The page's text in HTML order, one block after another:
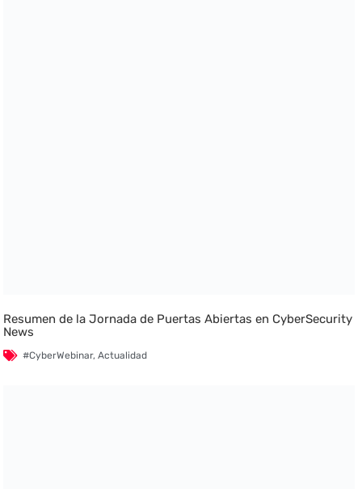
Resumen de la Jornada de Puertas Abiertas en CyberSecurity
News
#CyberWebinar,Actualidad